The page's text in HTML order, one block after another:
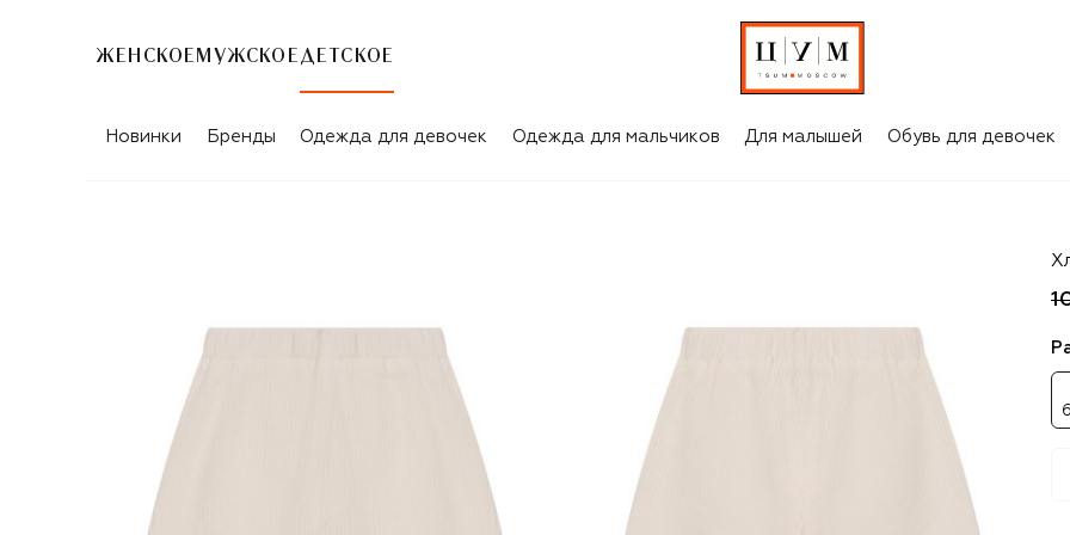
ЖЕНСКОЕ МУЖСКОЕ ДЕТСКОЕ
Новинки Бренды Одежда для девочек Одежда для мальчиков Для малышей Обувь для девочек
Il